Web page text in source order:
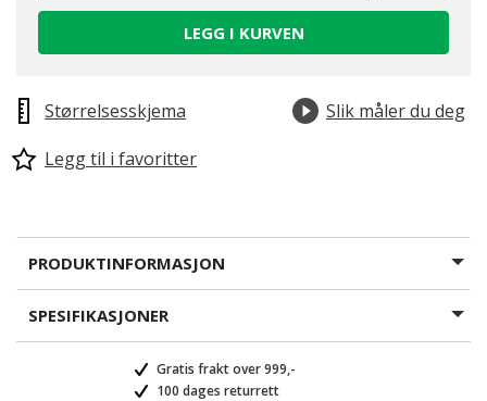
LEGG I KURVEN
Størrelsesskjema
Slik måler du deg
Legg til i favoritter
PRODUKTINFORMASJON
SPESIFIKASJONER
Gratis frakt over 999,-
100 dages returrett